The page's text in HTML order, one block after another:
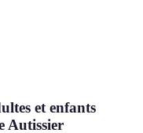
et enfants
Autissier